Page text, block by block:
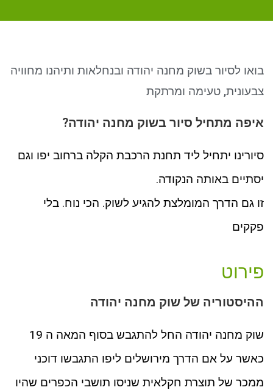
סמן קישורים
בואו לסיור בשוק מחנה יהודה ובנחלאות ותיהנו מחוויה
צבעונית, טעימה ומרתקת
איפה מתחיל סיור בשוק מחנה יהודה?
סיורינו יתחיל ליד תחנת הרכבת הקלה ברחוב יפו וגם
יסתיים באותה הנקודה.
זו גם הדרך המומלצת להגיע לשוק. הכי נוח. בלי
פקקים
פירוט
ההיסטוריה של שוק מחנה יהודה
שוק מחנה יהודה החל להתגבש בסוף המאה ה 19
כאשר על אם הדרך מירושלים ליפו התגבשו דוכני
ממכר של תוצרת חקלאית שניסו תושבי הכפרים שהיו